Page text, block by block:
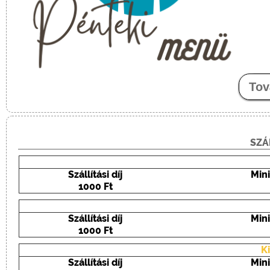
Szállítási díj
1000 Ft
Szállítási díj
1000 Ft
Szállítási díj